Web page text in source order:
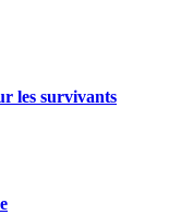
les survivants